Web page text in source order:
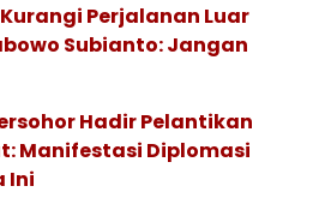
Perjalanan Luar
Subianto: Jangan
Hadir Pelantikan
Manifestasi Diplomasi
Ini